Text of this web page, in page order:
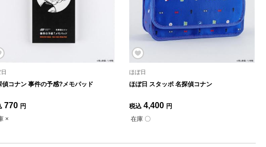
偵コナン 事件の予感?メモパッド
770 円
×
ほぼ日
ほぼ日 スタッポ 名探偵コナン
税込 4,400 円
在庫 〇